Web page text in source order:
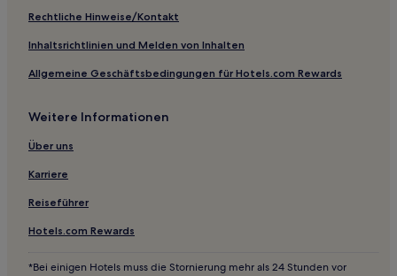
Rechtliche Hinweise/Kontakt
Inhaltsrichtlinien und Melden von Inhalten
Allgemeine Geschäftsbedingungen für Hotels.com Rewards
Weitere Informationen
Über uns
Karriere
Reiseführer
Hotels.com Rewards
*Bei einigen Hotels muss die Stornierung mehr als 24 Stunden vor